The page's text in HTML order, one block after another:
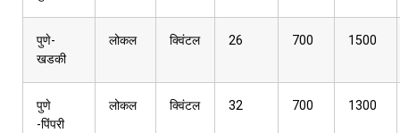
पुणे-
खडकी
लोकल क्विंटल 26 700 1500
पुणे
-पिंपरी
लोकल क्विंटल 32 700 1300